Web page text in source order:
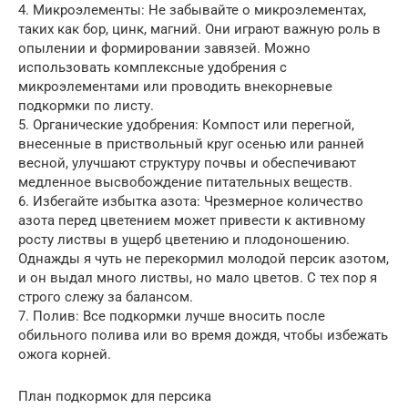
4. Микроэлементы: Не забывайте о микроэлементах,
таких как бор, цинк, магний. Они играют важную роль в
опылении и формировании завязей. Можно
использовать комплексные удобрения с
микроэлементами или проводить внекорневые
подкормки по листу.
5. Органические удобрения: Компост или перегной,
внесенные в приствольный круг осенью или ранней
весной, улучшают структуру почвы и обеспечивают
медленное высвобождение питательных веществ.
6. Избегайте избытка азота: Чрезмерное количество
азота перед цветением может привести к активному
росту листвы в ущерб цветению и плодоношению.
Однажды я чуть не перекормил молодой персик азотом,
и он выдал много листвы, но мало цветов. С тех пор я
строго слежу за балансом.
7. Полив: Все подкормки лучше вносить после
обильного полива или во время дождя, чтобы избежать
ожога корней.
План подкормок для персика